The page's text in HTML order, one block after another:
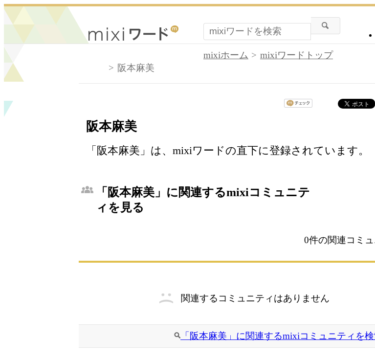
mixiホーム
mixiワードトップ
阪本麻美
阪本麻美
「阪本麻美」は、mixiワードの直下に登録されています。
「阪本麻美」に関連するmixiコミュニテ
ィを見る
0件の関連コミ
関連するコミュニティはありません
「阪本麻美」に関連するmixiコミュニティを